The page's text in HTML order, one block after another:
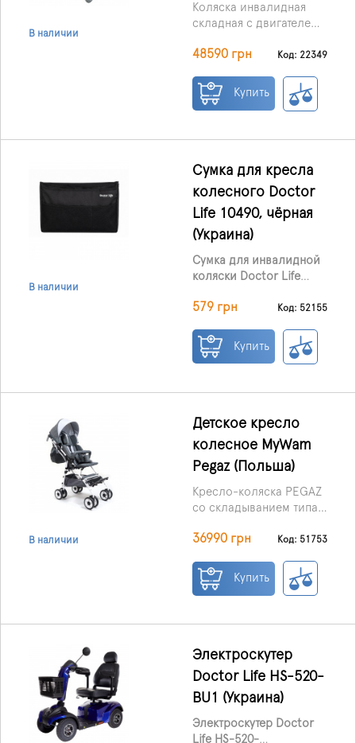
В наличии
Коляска инвалидная
складная с двигателем
Karadeniz Medikal
(Турция) – коляска,
передвигающаяся за
для пользователей,
утративших
способность к
самостоятельному
передвижению в
результате травм,
болезней и
оперативного
48590 грн Код: 22349
Купить
В наличии
Сумка для кресла
колесного Doctor
Life 10490, чёрная
(Украина)
Сумка для инвалидной
коляски Doctor Life
аксессуар для удобного
во время ежедневного
использования кресла
движению и при
снимается.
579 грн Код: 52155
Купить
В наличии
Детское кресло
колесное MyWam
Pegaz (Польша)
Кресло-коляска PEGAZ
со складыванием типа
легко складывается, не
Компактные габариты и
небольшой вес делают
максимально удобными.
36990 грн Код: 51753
Купить
Электроскутер
Doctor Life HS-520-
BU1 (Украина)
Электроскутер Doctor
Life HS-520-